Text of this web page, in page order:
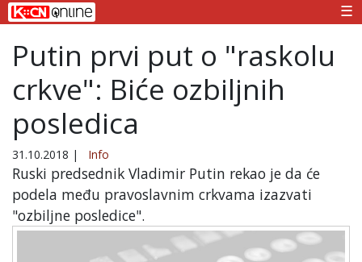
☰
Putin prvi put o "raskolu
crkve": Biće ozbiljnih
posledica
31.10.2018 | Info
Ruski predsednik Vladimir Putin rekao je da će
podela među pravoslavnim crkvama izazvati
"ozbiljne posledice".